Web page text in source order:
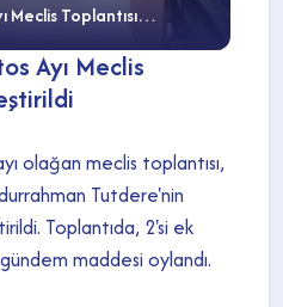
Ayı Meclis
olağan meclis toplantısı,
Tutdere'nin
Toplantıda, 2'si ek
maddesi oylandı.